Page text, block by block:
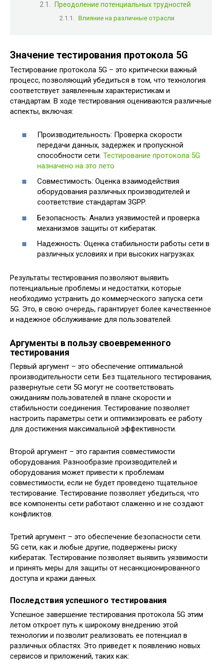
Преодоление потенциальных трудностей
Влияние на различные отрасли
Значение тестирования протокола 5G
Тестирование протокола 5G – это критически важный
процесс, позволяющий убедиться в том, что технология
соответствует заявленным характеристикам и
стандартам. В ходе тестирования оцениваются различные
аспекты, включая:
Производительность: Проверка скорости
передачи данных, задержек и пропускной
способности сети. Тестирование протокола 5G
назначено на это лето
Совместимость: Оценка взаимодействия
оборудования различных производителей и
соответствие стандартам 3GPP.
Безопасность: Анализ уязвимостей и проверка
механизмов защиты от кибератак.
Надежность: Оценка стабильности работы сети в
различных условиях и при высоких нагрузках.
Результаты тестирования позволяют выявить
потенциальные проблемы и недостатки, которые
необходимо устранить до коммерческого запуска сети
5G. Это, в свою очередь, гарантирует более качественное
и надежное обслуживание для пользователей.
Аргументы в пользу своевременного
тестирования
Первый аргумент – это обеспечение оптимальной
производительности сети. Без тщательного тестирования,
развернутые сети 5G могут не соответствовать
ожиданиям пользователей в плане скорости и
стабильности соединения. Тестирование позволяет
настроить параметры сети и оптимизировать ее работу
для достижения максимальной эффективности.
Второй аргумент – это гарантия совместимости
оборудования. Разнообразие производителей и
оборудования может привести к проблемам
совместимости, если не будет проведено тщательное
тестирование. Тестирование позволяет убедиться, что
все компоненты сети работают слаженно и не создают
конфликтов.
Третий аргумент – это обеспечение безопасности сети.
5G сети, как и любые другие, подвержены риску
кибератак. Тестирование позволяет выявить уязвимости
и принять меры для защиты от несанкционированного
доступа и кражи данных.
Последствия успешного тестирования
Успешное завершение тестирования протокола 5G этим
летом откроет путь к широкому внедрению этой
технологии и позволит реализовать ее потенциал в
различных областях. Это приведет к появлению новых
сервисов и приложений, таких как: